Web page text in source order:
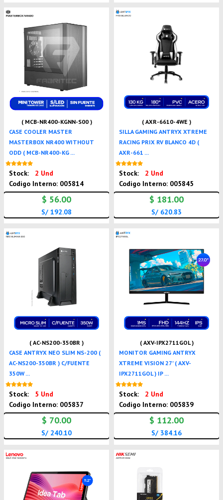
( MCB-NR400-KGNN-S00 )
CASE COOLER MASTER
MASTERBOX NR400 WITHOUT
ODD ( MCB-NR400-KG ...
Stock:
2 Und
Codigo Interno: 005814
$ 56.00
S/ 192.08
( AXR-6610-4WE )
SILLA GAMING ANTRYX XTREME
RACING PRIX RV BLANCO 4D (
AXR-661 ...
Stock:
2 Und
Codigo Interno: 005845
$ 181.00
S/ 620.83
( AC-NS200-350BR )
CASE ANTRYX NEO SLIM NS-200 (
AC-NS200-350BR ) C/FUENTE
350W ...
Stock:
5 Und
Codigo Interno: 005837
$ 70.00
S/ 240.10
( AXV-IPX2711GOL )
MONITOR GAMING ANTRYX
XTREME VISION 27' ( AXV-
IPX2711GOL ) IP ...
Stock:
2 Und
Codigo Interno: 005839
$ 112.00
S/ 384.16